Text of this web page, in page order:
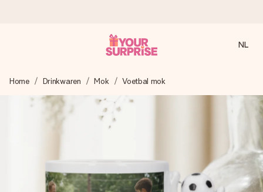
We maken jouw cadeau met zorg en zorgen dat het
razendsnel onderweg is - zodat jij kunt geven op precies
het juiste moment, wanneer het het meeste betekent.
4,8 (gebaseerd op +8.000 reviews)
Onze cadeaus worden gewaardeerd. Klanten beoordelen
ons met een 4,7 op Google Reviews
NL
Home Drinkwaren Mok Voetbal mok